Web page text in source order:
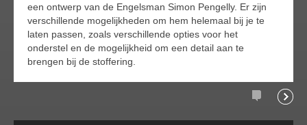
een ontwerp van de Engelsman Simon Pengelly. Er zijn
verschillende mogelijkheden om hem helemaal bij je te
laten passen, zoals verschillende opties voor het
onderstel en de mogelijkheid om een detail aan te
brengen bij de stoffering.
Comments